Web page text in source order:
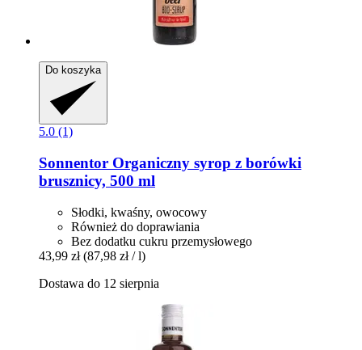
Do koszyka
5.0 (1)
Sonnentor Organiczny syrop z borówki
brusznicy, 500 ml
Słodki, kwaśny, owocowy
Również do doprawiania
Bez dodatku cukru przemysłowego
43,99 zł (87,98 zł / l)
Dostawa do 12 sierpnia